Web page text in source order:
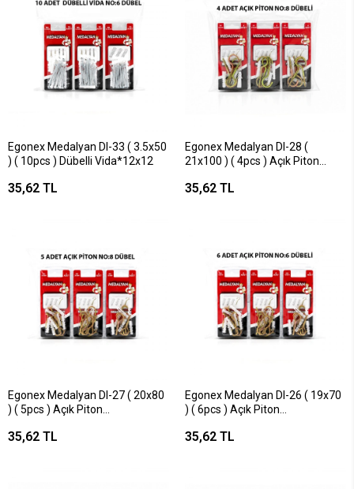
Egonex Medalyan Dl-33 ( 3.5x50
) ( 10pcs ) Dübelli Vida*12x12
35,62 TL
Egonex Medalyan Dl-28 (
21x100 ) ( 4pcs ) Açık Piton
35,62 TL
Egonex Medalyan Dl-27 ( 20x80
) ( 5pcs ) Açık Piton
35,62 TL
Egonex Medalyan Dl-26 ( 19x70
) ( 6pcs ) Açık Piton
35,62 TL